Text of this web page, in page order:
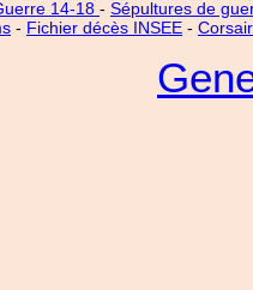
14-18 - Sépultures de
- Fichier décès INSEE -